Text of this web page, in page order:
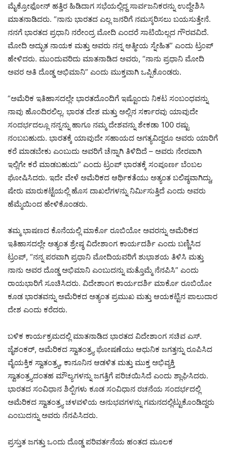
ಮೈಕ್ರೋಫೋನ್ ಹತ್ತಿರ ಹಿಡಿದಾಗ ಸಭೆಯಲ್ಲಿದ್ದ ಸಾರ್ವಜನಿಕರನ್ನು ಉದ್ದೇಶಿಸಿ
ಮಾತನಾಡಿದರು. “ನಾನು ಭಾರತದ ಎಲ್ಲ ಜನರಿಗೆ ನಮಸ್ಕರಿಸಲು ಬಯಸುತ್ತೇನೆ.
ನನಗೆ ಭಾರತದ ಪ್ರಧಾನಿ ನರೇಂದ್ರ ಮೋದಿ ಎಂದರೆ ಸಾಟಿಯಿಲ್ಲದ ಗೌರವವಿದೆ.
ಮೋದಿ ಅದ್ಭುತ ನಾಯಕ ಮತ್ತು ಅವರು ನನ್ನ ಆತ್ಮೀಯ ಸ್ನೇಹಿತ” ಎಂದು ಟ್ರಂಪ್
ಹೇಳಿದರು. ಮುಂದುವರಿದು ಮಾತನಾಡಿದ ಅವರು, “ನಾನು ಪ್ರಧಾನಿ ಮೋದಿ
ಅವರ ಅತಿ ದೊಡ್ಡ ಅಭಿಮಾನಿ” ಎಂದು ಮುಕ್ತವಾಗಿ ಒಪ್ಪಿಕೊಂಡರು.
“ಅಮೆರಿಕ ಇತಿಹಾಸದಲ್ಲೇ ಭಾರತದೊಂದಿಗೆ ಇಷ್ಟೊಂದು ನಿಕಟ ಸಂಬಂಧವನ್ನು
ನಾವು ಹೊಂದಿರಲಿಲ್ಲ. ಭಾರತ ದೇಶ ಮತ್ತು ಅಲ್ಲಿನ ಸರ್ಕಾರವು ಯಾವುದೇ
ಸಂದರ್ಭದಲ್ಲೂ ನನ್ನನ್ನು ಹಾಗೂ ನಮ್ಮ ದೇಶವನ್ನು ಶೇಕಡಾ 100 ರಷ್ಟು
ನಂಬಬಹುದು. ಭಾರತಕ್ಕೆ ಯಾವುದೇ ಸಹಾಯದ ಅಗತ್ಯವಿದ್ದರೂ ಅವರು ಯಾರಿಗೆ
ಕರೆ ಮಾಡಬೇಕು ಎಂಬುದು ಅವರಿಗೆ ಚೆನ್ನಾಗಿ ತಿಳಿದಿದೆ – ಅವರು ನೇರವಾಗಿ
ಇಲ್ಲಿಗೇ ಕರೆ ಮಾಡಬಹುದು” ಎಂದು ಟ್ರಂಪ್ ಭಾರತಕ್ಕೆ ಸಂಪೂರ್ಣ ಬೆಂಬಲ
ಘೋಷಿಸಿದರು. ಇದೇ ವೇಳೆ ಅಮೆರಿಕದ ಆರ್ಥಿಕತೆಯು ಅತ್ಯಂತ ಬಲಿಷ್ಠವಾಗಿದ್ದು,
ಷೇರು ಮಾರುಕಟ್ಟೆಯಲ್ಲಿ ಹೊಸ ದಾಖಲೆಗಳನ್ನು ನಿರ್ಮಿಸುತ್ತಿದೆ ಎಂದು ಅವರು
ಹೆಮ್ಮೆಯಿಂದ ಹೇಳಿಕೊಂಡರು.
ತಮ್ಮ ಭಾಷಣದ ಕೊನೆಯಲ್ಲಿ ಮಾರ್ಕೊ ರೂಬಿಯೋ ಅವರನ್ನು ಅಮೆರಿಕದ
ಇತಿಹಾಸದಲ್ಲೇ ಅತ್ಯಂತ ಶ್ರೇಷ್ಠ ವಿದೇಶಾಂಗ ಕಾರ್ಯದರ್ಶಿ ಎಂದು ಬಣ್ಣಿಸಿದ
ಟ್ರಂಪ್, “ನನ್ನ ಪರವಾಗಿ ಪ್ರಧಾನಿ ಮೋದಿಯವರಿಗೆ ಶುಭಾಶಯ ತಿಳಿಸಿ ಮತ್ತು
ನಾನು ಅವರ ದೊಡ್ಡ ಅಭಿಮಾನಿ ಎಂಬುದನ್ನು ಮತ್ತೊಮ್ಮೆ ನೆನಪಿಸಿ” ಎಂದು
ರಾಯಭಾರಿಗೆ ಸೂಚಿಸಿದರು. ವಿದೇಶಾಂಗ ಕಾರ್ಯದರ್ಶಿ ಮಾರ್ಕೊ ರೂಬಿಯೋ
ಕೂಡ ಭಾರತವನ್ನು ಅಮೆರಿಕದ ಅತ್ಯಂತ ಪ್ರಮುಖ ಮತ್ತು ಆಯಕಟ್ಟಿನ ಪಾಲುದಾರ
ದೇಶ ಎಂದು ಕರೆದರು.
ಬಳಿಕ ಕಾರ್ಯಕ್ರಮದಲ್ಲಿ ಮಾತನಾಡಿದ ಭಾರತದ ವಿದೇಶಾಂಗ ಸಚಿವ ಎಸ್.
ಜೈಶಂಕರ್, ಅಮೆರಿಕದ ಸ್ವಾತಂತ್ರ್ಯ ಘೋಷಣೆಯು ಆಧುನಿಕ ಜಗತ್ತನ್ನು ರೂಪಿಸಿದ
ವೈಯಕ್ತಿಕ ಸ್ವಾತಂತ್ರ್ಯ, ಕಾನೂನಿನ ಆಡಳಿತ ಮತ್ತು ಮುಕ್ತ ಅಭಿವ್ಯಕ್ತಿ
ಸ್ವಾತಂತ್ರ್ಯದಂತಹ ಮೌಲ್ಯಗಳನ್ನು ಜಗತ್ತಿಗೆ ಪರಿಚಯಿಸಿದೆ ಎಂದು ಶ್ಲಾಘಿಸಿದರು.
ಭಾರತದ ಸಂವಿಧಾನ ಶಿಲ್ಪಿಗಳು ಕೂಡ ಸಂವಿಧಾನ ರಚನೆಯ ಸಂದರ್ಭದಲ್ಲಿ
ಅಮೆರಿಕದ ಸ್ವಾತಂತ್ರ್ಯ ಚಳವಳಿಯ ಅನುಭವಗಳನ್ನು ಗಮನದಲ್ಲಿಟ್ಟುಕೊಂಡಿದ್ದರು
ಎಂಬುದನ್ನು ಅವರು ನೆನಪಿಸಿದರು.
ಪ್ರಸ್ತುತ ಜಗತ್ತು ಒಂದು ದೊಡ್ಡ ಪರಿವರ್ತನೆಯ ಹಂತದ ಮೂಲಕ